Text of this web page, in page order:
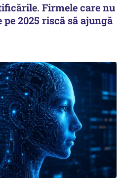
Firmele care nu
2025 riscă să ajungă